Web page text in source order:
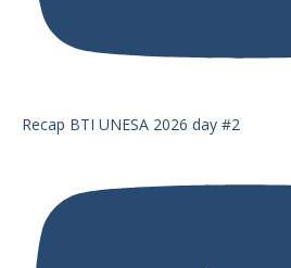
Recap BTI UNESA 2026 day #2